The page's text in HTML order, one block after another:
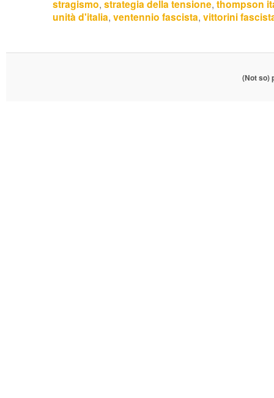
stragismo, strategia della tensione, thompson
unità d'italia, ventennio fascista, vittorini
(Not so)